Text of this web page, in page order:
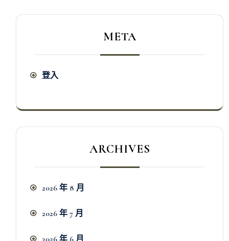
META
登入
ARCHIVES
2026 年 8 月
2026 年 7 月
2026 年 6 月